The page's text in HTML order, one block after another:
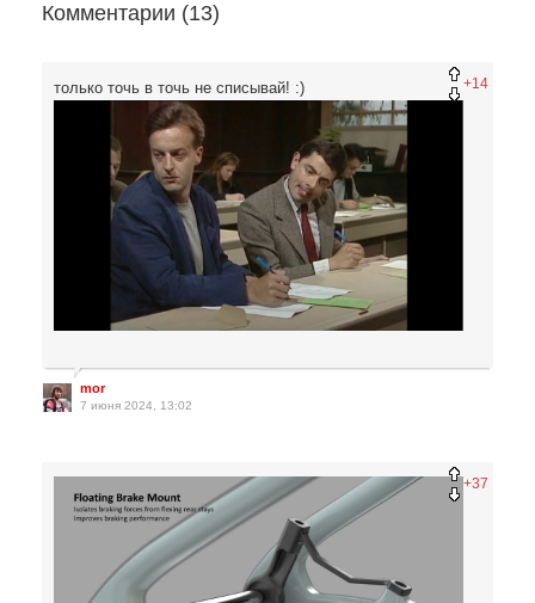
Комментарии (13)
+14
только точь в точь не списывай! :)
mor
7 июня 2024, 13:02
+37